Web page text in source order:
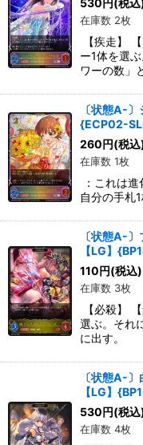
在庫数 2枚
【疾走】
ー1体を選
ワーの数」
〔状態A-〕
{ECP02-
260円(税込
在庫数 1枚
：これは進
自分の手札1
〔状態A-
【LG】
110円(税込)
在庫数 3枚
【必殺】
選ぶ。それ
に出す。
〔状態A-
【LG】
530円(税込
在庫数 4枚